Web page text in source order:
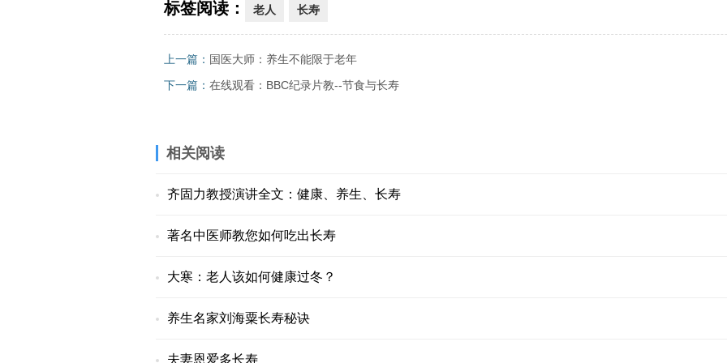
标签阅读： 老人 长寿
上一篇： 国医大师：养生不能限于老年
下一篇： 在线观看：BBC纪录片教--节食与长寿
相关阅读
齐固力教授演讲全文：健康、养生、长寿
著名中医师教您如何吃出长寿
大寒：老人该如何健康过冬？
养生名家刘海粟长寿秘诀
夫妻恩爱多长寿